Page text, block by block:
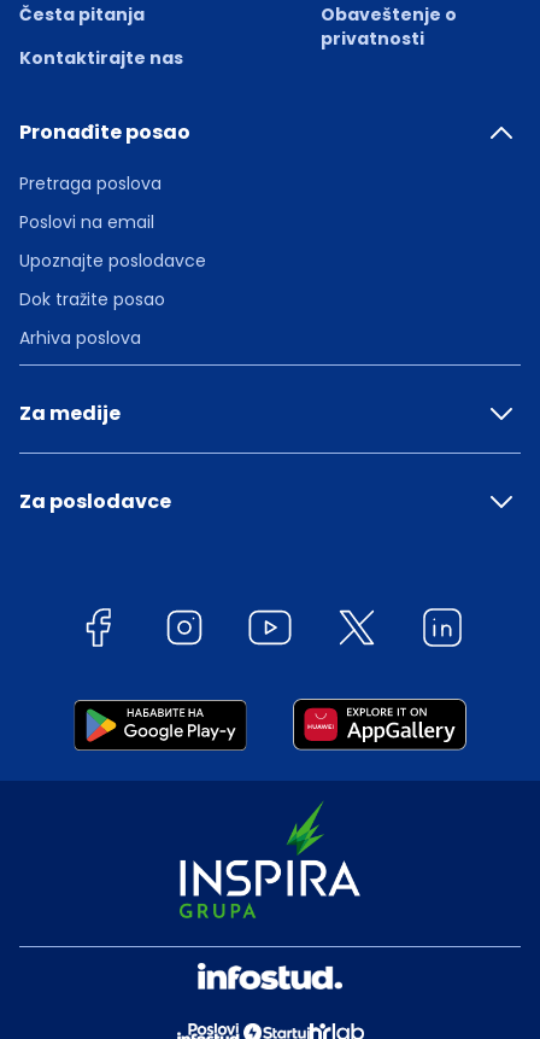
Česta pitanja
Kontaktirajte nas
Obaveštenje o
privatnosti
Pronađite posao
Pretraga poslova
Poslovi na email
Upoznajte poslodavce
Dok tražite posao
Arhiva poslova
Za medije
Za poslodavce